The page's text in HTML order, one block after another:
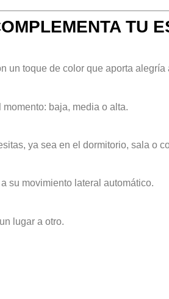
TU
un toque de color que aporta alegría
baja, media o alta.
ya sea en el dormitorio, sala o
su movimiento lateral automático.
lugar a otro.